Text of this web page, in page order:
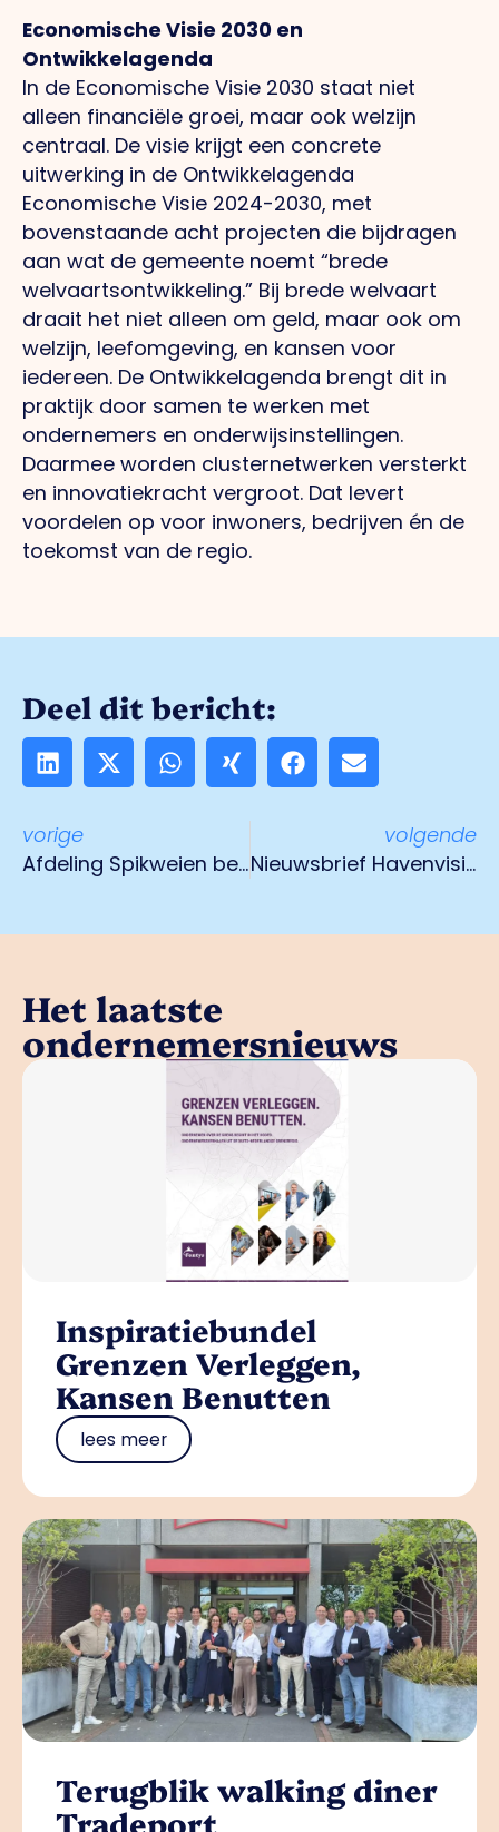
Economische Visie 2030 en
Ontwikkelagenda
In de Economische Visie 2030 staat niet
alleen financiële groei, maar ook welzijn
centraal. De visie krijgt een concrete
uitwerking in de Ontwikkelagenda
Economische Visie 2024-2030, met
bovenstaande acht projecten die bijdragen
aan wat de gemeente noemt “brede
welvaartsontwikkeling.” Bij brede welvaart
draait het niet alleen om geld, maar ook om
welzijn, leefomgeving, en kansen voor
iedereen. De Ontwikkelagenda brengt dit in
praktijk door samen te werken met
ondernemers en onderwijsinstellingen.
Daarmee worden clusternetwerken versterkt
en innovatiekracht vergroot. Dat levert
voordelen op voor inwoners, bedrijven én de
toekomst van de regio.
Deel dit bericht:
vorige
Afdeling Spikweien bezoekt Hertog Jan
volgende
Nieuwsbrief Havenvisie
Het laatste
ondernemersnieuws
Inspiratiebundel
Grenzen Verleggen,
Kansen Benutten
lees meer
Terugblik walking diner
Tradeport